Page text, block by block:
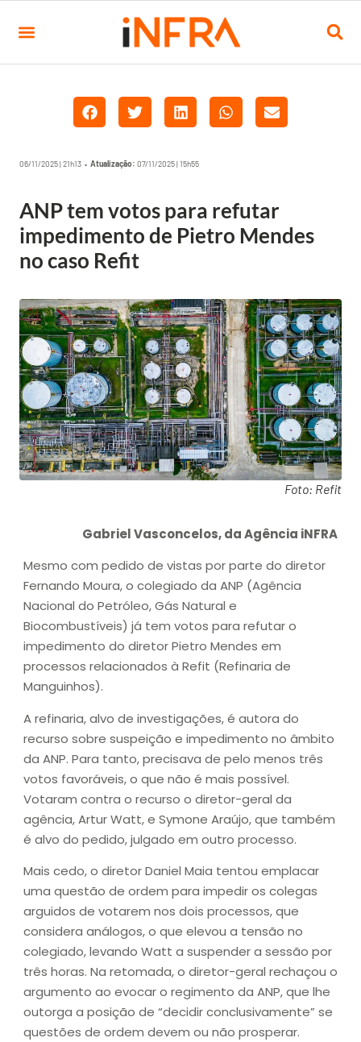
06/11/2025 | 21h13 • Atualização: 07/11/2025 | 15h55
ANP tem votos para refutar
impedimento de Pietro Mendes
no caso Refit
Foto: Refit
Gabriel Vasconcelos, da Agência iNFRA
Mesmo com pedido de vistas por parte do diretor
Fernando Moura, o colegiado da ANP (Agência
Nacional do Petróleo, Gás Natural e
Biocombustíveis) já tem votos para refutar o
impedimento do diretor Pietro Mendes em
processos relacionados à Refit (Refinaria de
Manguinhos).
A refinaria, alvo de investigações, é autora do
recurso sobre suspeição e impedimento no âmbito
da ANP. Para tanto, precisava de pelo menos três
votos favoráveis, o que não é mais possível.
Votaram contra o recurso o diretor-geral da
agência, Artur Watt, e Symone Araújo, que também
é alvo do pedido, julgado em outro processo.
Mais cedo, o diretor Daniel Maia tentou emplacar
uma questão de ordem para impedir os colegas
arguidos de votarem nos dois processos, que
considera análogos, o que elevou a tensão no
colegiado, levando Watt a suspender a sessão por
três horas. Na retomada, o diretor-geral rechaçou o
argumento ao evocar o regimento da ANP, que lhe
outorga a posição de “decidir conclusivamente” se
questões de ordem devem ou não prosperar.